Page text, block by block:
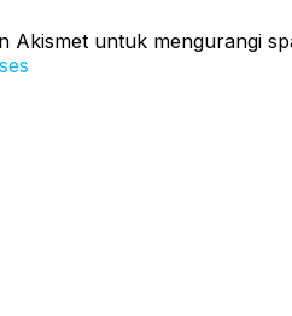
Akismet untuk mengurangi